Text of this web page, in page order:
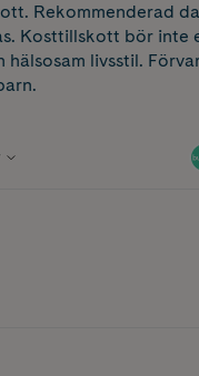
Rekommenderad
Kosttillskott bör inte
livsstil.